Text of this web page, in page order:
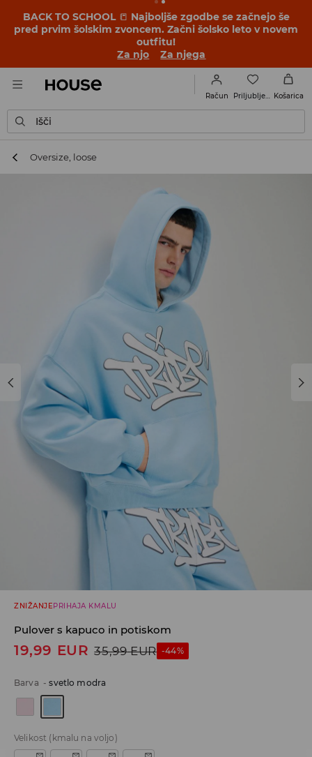
BACK TO SCHOOL 📒 Najboljše zgodbe se začnejo še
pred prvim šolskim zvoncem. Začni šolsko leto v novem
outfitu!
Za njo
Za njega
Račun Košarica
Išči
Oversize, loose
ZNIŽANJE PRIHAJA KMALU
Pulover s kapuco in potiskom
19,99 EUR 35,99 EUR -44%
Barva -svetlo modra
Velikost (kmalu na voljo)